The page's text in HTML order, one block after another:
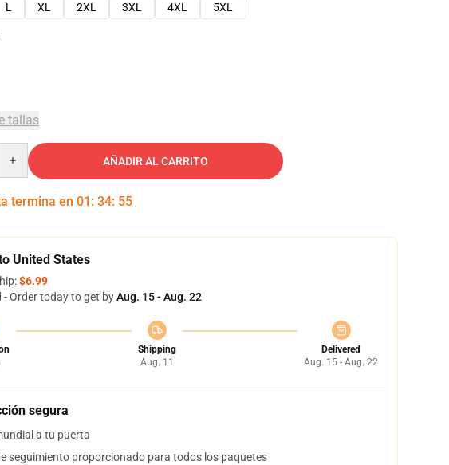
L XL 2XL 3XL 4XL
5XL
tallas
AÑADIR AL CARRITO
termina en 01 : 34: 54
United States
$6.99
- Order today to get byAug. 15 - Aug. 22
Shipping
Aug. 11
Delivered
Aug. 15 - Aug. 22
segura
a tu puerta
seguimiento proporcionado para todos los paquetes